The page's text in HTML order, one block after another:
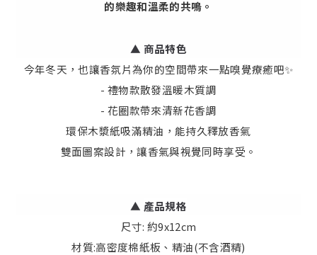
的樂趣和溫柔的共鳴。
▲ 商品特色
今年冬天，也讓香氛片為你的空間帶來一點嗅覺療癒吧✨
- 禮物款散發溫暖木質調
- 花圈款帶來清新花香調
環保木漿紙吸滿精油，能持久釋放香氣
雙面圖案設計，讓香氣與視覺同時享受。
▲ 產品規格
尺寸: 約9x12cm
材質:高密度棉紙板、精油(不含酒精)